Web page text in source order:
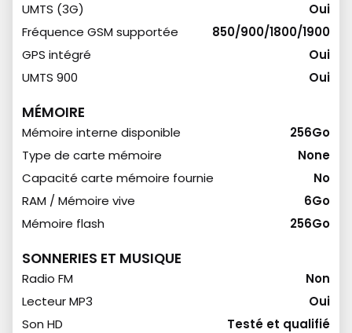
UMTS (3G)
Oui
Fréquence GSM supportée
850/900/1800/1900
GPS intégré
Oui
UMTS 900
Oui
MÉMOIRE
Mémoire interne disponible
256Go
Type de carte mémoire
None
Capacité carte mémoire fournie
No
RAM / Mémoire vive
6Go
Mémoire flash
256Go
SONNERIES ET MUSIQUE
Radio FM
Non
Lecteur MP3
Oui
Son HD
Testé et qualifié